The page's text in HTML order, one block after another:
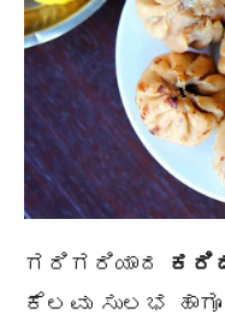
ಗರಿಗರಿಯಾದ
ಕೆಲವು ಸುಲಭ